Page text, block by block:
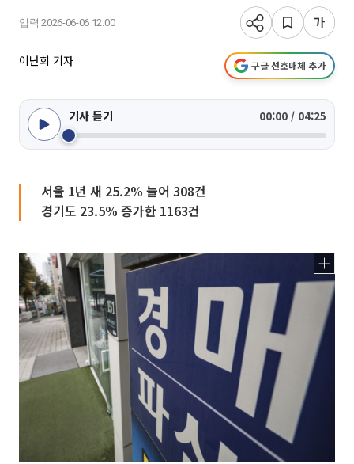
입력 2026-06-06 12:00
이난희 기자 구글 선호매체 추가
기사 듣기 00:00 / 04:25
서울 1년 새 25.2% 늘어 308건
경기도 23.5% 증가한 1163건